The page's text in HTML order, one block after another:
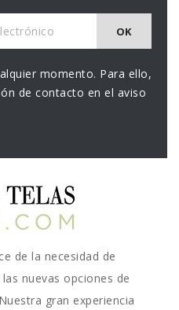
momento. Para ello,
de contacto en el aviso
de la necesidad de
nuevas opciones de
gran experiencia